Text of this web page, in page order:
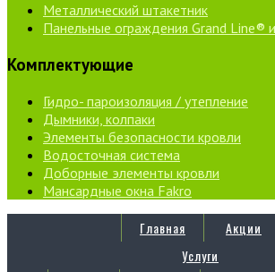
Металлический штакетник
Панельные ограждения Grand Line®
Комплектующие
Гидро- пароизоляция / утепление
Дымники, колпаки
Элементы безопасности кровли
Водосточная система
Доборные элементы кровли
Мансардные окна Fakro
Главная
Акции
Услуги